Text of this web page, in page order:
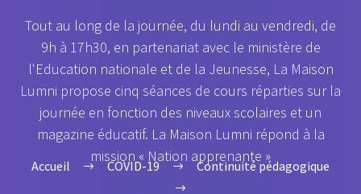
Tout au long de la journée, du lundi au vendredi, de
9h à 17h30, en partenariat avec le ministère de
l'Education nationale et de la Jeunesse, La Maison
Lumni propose cinq séances de cours réparties sur la
journée en fonction des niveaux scolaires et un
magazine éducatif. La Maison Lumni répond à la
mission « Nation apprenante »
Accueil COVID-19 Continuité pédagogique